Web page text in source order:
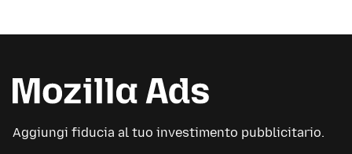
Aggiungi fiducia al tuo investimento pubblicitario.